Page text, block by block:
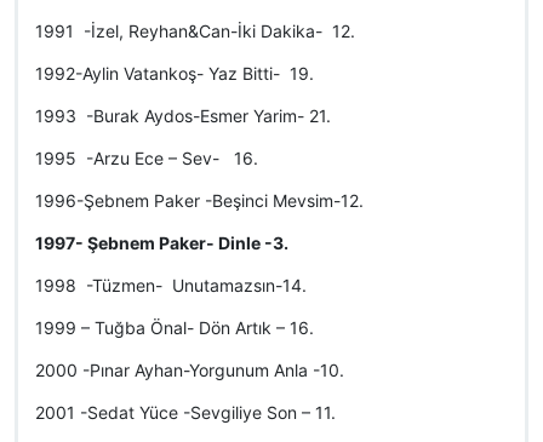
1991 -İzel, Reyhan&Can-İki Dakika- 12.
1992-Aylin Vatankoş- Yaz Bitti- 19.
1993 -Burak Aydos-Esmer Yarim- 21.
1995 -Arzu Ece – Sev- 16.
1996-Şebnem Paker -Beşinci Mevsim-12.
1997- Şebnem Paker- Dinle -3.
1998 -Tüzmen- Unutamazsın-14.
1999 – Tuğba Önal- Dön Artık – 16.
2000 -Pınar Ayhan-Yorgunum Anla -10.
2001 -Sedat Yüce -Sevgiliye Son – 11.